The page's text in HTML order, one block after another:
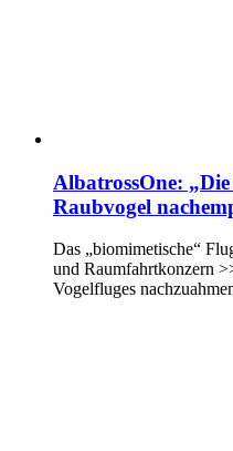
AlbatrossOne:
Raubvogel
Das „biomimetische“
und Raumfahrtkonzern
Vogelfluges